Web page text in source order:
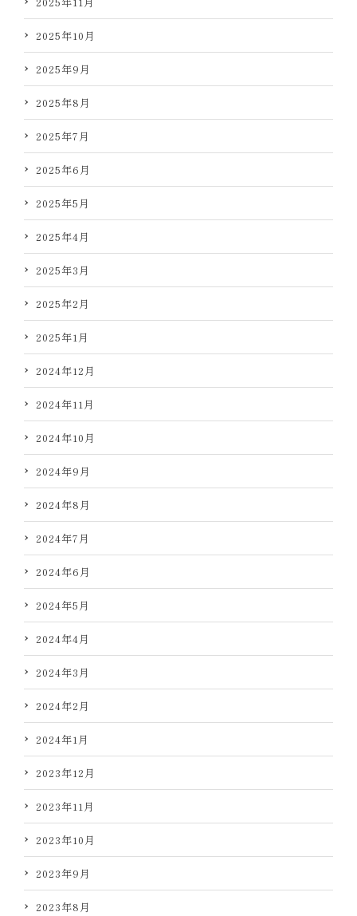
2025年10月
2025年9月
2025年8月
2025年7月
2025年6月
2025年5月
2025年4月
2025年3月
2025年2月
2025年1月
2024年12月
2024年11月
2024年10月
2024年9月
2024年8月
2024年7月
2024年6月
2024年5月
2024年4月
2024年3月
2024年2月
2024年1月
2023年12月
2023年11月
2023年10月
2023年9月
2023年8月